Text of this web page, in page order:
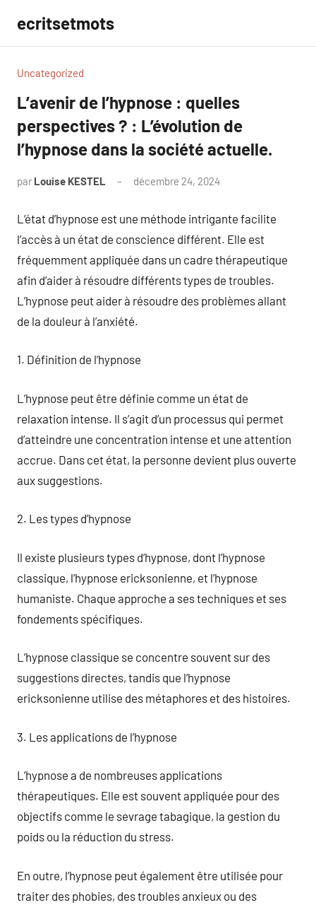
contenu
ecritsetmots
Uncategorized
L’avenir de l’hypnose : quelles
perspectives ? : L’évolution de
l’hypnose dans la société actuelle.
par Louise KESTEL décembre 24, 2024
L’état d’hypnose est une méthode intrigante facilite
l’accès à un état de conscience différent. Elle est
fréquemment appliquée dans un cadre thérapeutique
afin d’aider à résoudre différents types de troubles.
L’hypnose peut aider à résoudre des problèmes allant
de la douleur à l’anxiété.
1. Définition de l’hypnose
L’hypnose peut être définie comme un état de
relaxation intense. Il s’agit d’un processus qui permet
d’atteindre une concentration intense et une attention
accrue. Dans cet état, la personne devient plus ouverte
aux suggestions.
2. Les types d’hypnose
Il existe plusieurs types d’hypnose, dont l’hypnose
classique, l’hypnose ericksonienne, et l’hypnose
humaniste. Chaque approche a ses techniques et ses
fondements spécifiques.
L’hypnose classique se concentre souvent sur des
suggestions directes, tandis que l’hypnose
ericksonienne utilise des métaphores et des histoires.
3. Les applications de l’hypnose
L’hypnose a de nombreuses applications
thérapeutiques. Elle est souvent appliquée pour des
objectifs comme le sevrage tabagique, la gestion du
poids ou la réduction du stress.
En outre, l’hypnose peut également être utilisée pour
traiter des phobies, des troubles anxieux ou des